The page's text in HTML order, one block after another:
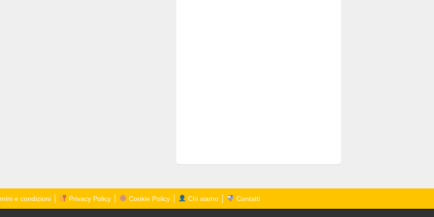
e condizioni Privacy Policy Cookie Policy Chi siamo Contatti